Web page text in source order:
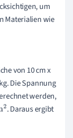
um
Materialien wie
von 10 cm x
Die Spannung
werden,
. Daraus ergibt